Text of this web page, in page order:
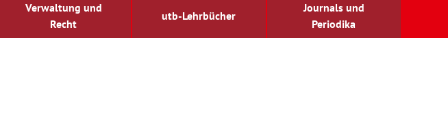
Verwaltung und
Recht
utb-Lehrbücher
Journals und
Periodika